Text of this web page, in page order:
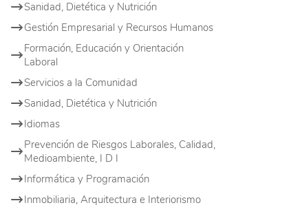
Sanidad, Dietética y Nutrición
Gestión Empresarial y Recursos Humanos
Formación, Educación y Orientación
Laboral
Servicios a la Comunidad
Sanidad, Dietética y Nutrición
Idiomas
Prevención de Riesgos Laborales, Calidad,
Medioambiente, I D I
Informática y Programación
Inmobiliaria, Arquitectura e Interiorismo